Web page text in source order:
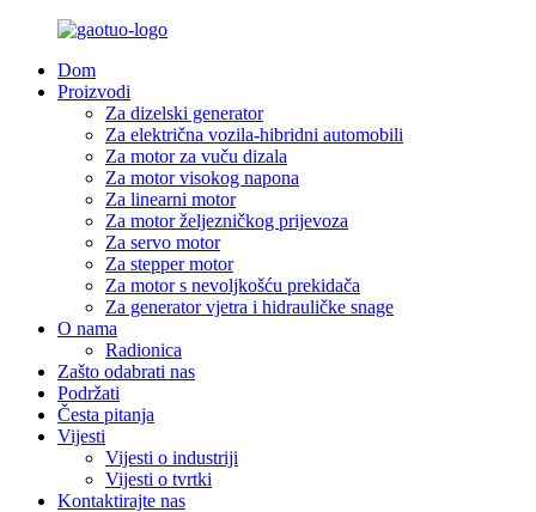
Dom
Proizvodi
Za dizelski generator
Za električna vozila-hibridni automobili
Za motor za vuču dizala
Za motor visokog napona
Za linearni motor
Za motor željezničkog prijevoza
Za servo motor
Za stepper motor
Za motor s nevoljkošću prekidača
Za generator vjetra i hidrauličke snage
O nama
Radionica
Zašto odabrati nas
Podržati
Česta pitanja
Vijesti
Vijesti o industriji
Vijesti o tvrtki
Kontaktirajte nas